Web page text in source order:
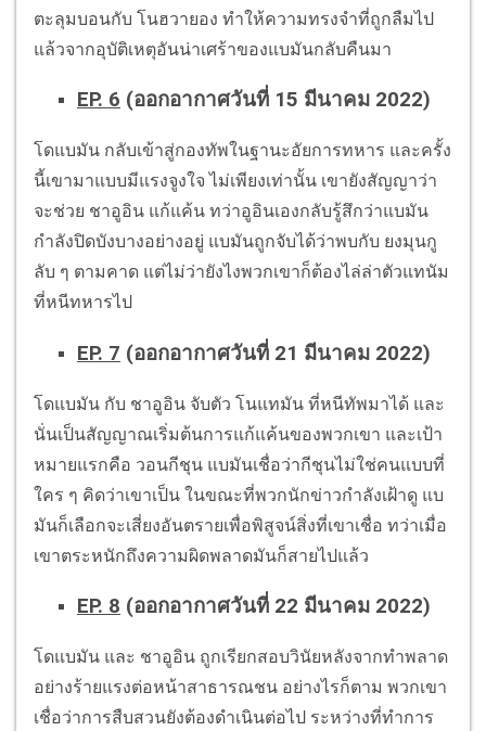
ตะลุมบอนกับ โนฮวายอง ทำให้ความทรงจำที่ถูกลืมไป
แล้วจากอุบัติเหตุอันน่าเศร้าของแบมันกลับคืนมา
EP. 6 (ออกอากาศวันที่ 15 มีนาคม 2022)
โดแบมัน กลับเข้าสู่กองทัพในฐานะอัยการทหาร และครั้ง
นี้เขามาแบบมีแรงจูงใจ ไม่เพียงเท่านั้น เขายังสัญญาว่า
จะช่วย ชาอูอิน แก้แค้น ทว่าอูอินเองกลับรู้สึกว่าแบมัน
กำลังปิดบังบางอย่างอยู่ แบมันถูกจับได้ว่าพบกับ ยงมุนกู
ลับ ๆ ตามคาด แต่ไม่ว่ายังไงพวกเขาก็ต้องไล่ล่าตัวแทนัม
ที่หนีทหารไป
EP. 7 (ออกอากาศวันที่ 21 มีนาคม 2022)
โดแบมัน กับ ชาอูอิน จับตัว โนแทมัน ที่หนีทัพมาได้ และ
นั่นเป็นสัญญาณเริ่มต้นการแก้แค้นของพวกเขา และเป้า
หมายแรกคือ วอนกีชุน แบมันเชื่อว่ากีชุนไม่ใช่คนแบบที่
ใคร ๆ คิดว่าเขาเป็น ในขณะที่พวกนักข่าวกำลังเฝ้าดู แบ
มันก็เลือกจะเสี่ยงอันตรายเพื่อพิสูจน์สิ่งที่เขาเชื่อ ทว่าเมื่อ
เขาตระหนักถึงความผิดพลาดมันก็สายไปแล้ว
EP. 8 (ออกอากาศวันที่ 22 มีนาคม 2022)
โดแบมัน และ ชาอูอิน ถูกเรียกสอบวินัยหลังจากทำพลาด
อย่างร้ายแรงต่อหน้าสาธารณชน อย่างไรก็ตาม พวกเขา
เชื่อว่าการสืบสวนยังต้องดำเนินต่อไป ระหว่างที่ทำการ